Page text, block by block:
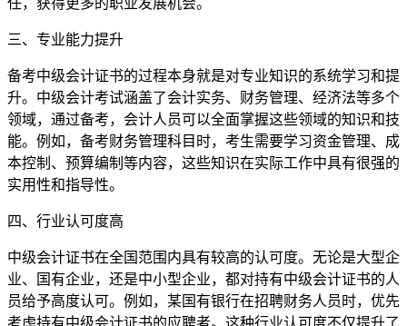
三、专业能力提升
备考中级会计证书的过程本身就是对专业知识的系统学习和提
升。中级会计考试涵盖了会计实务、财务管理、经济法等多个
领域，通过备考，会计人员可以全面掌握这些领域的知识和技
能。例如，备考财务管理科目时，考生需要学习资金管理、成
本控制、预算编制等内容，这些知识在实际工作中具有很强的
实用性和指导性。
四、行业认可度高
中级会计证书在全国范围内具有较高的认可度。无论是大型企
业、国有企业，还是中小型企业，都对持有中级会计证书的人
员给予高度认可。例如，某国有银行在招聘财务人员时，优先
考虑持有中级会计证书的应聘者。这种行业认可度不仅提升了